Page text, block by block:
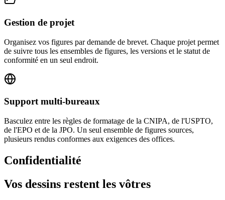
Gestion de projet
Organisez vos figures par demande de brevet. Chaque projet permet
de suivre tous les ensembles de figures, les versions et le statut de
conformité en un seul endroit.
Support multi-bureaux
Basculez entre les règles de formatage de la CNIPA, de l'USPTO,
de l'EPO et de la JPO. Un seul ensemble de figures sources,
plusieurs rendus conformes aux exigences des offices.
Confidentialité
Vos dessins restent les vôtres